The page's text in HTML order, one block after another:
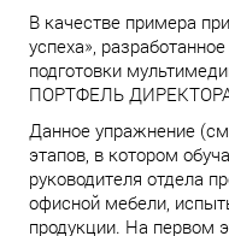
В качестве примера
успеха»,
подготовки
ПОРТФЕЛЬ
Данное упражнение
этапов, в котором
руководителя отдела
офисной мебели,
продукции. На первом